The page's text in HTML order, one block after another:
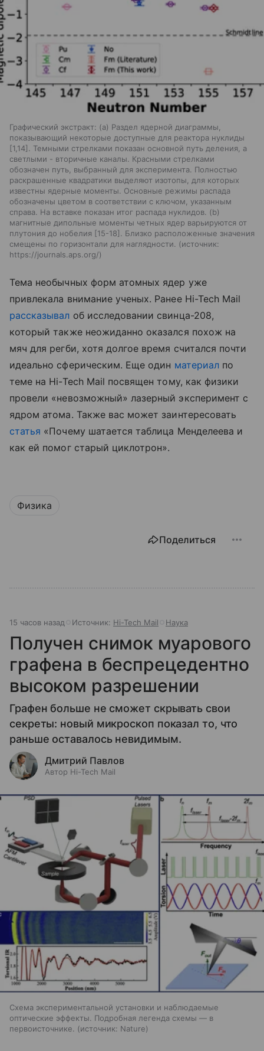
Графический экстракт: (а) Раздел ядерной диаграммы,
показывающий некоторые доступные для реактора нуклиды
[1,14]. Темными стрелками показан основной путь деления, а
светлыми - вторичные каналы. Красными стрелками
обозначен путь, выбранный для эксперимента. Полностью
раскрашенные квадратики выделяют изотопы, для которых
известны ядерные моменты. Основные режимы распада
обозначены цветом в соответствии с ключом, указанным
справа. На вставке показан итог распада нуклидов. (b)
магнитные дипольные моменты четных ядер варьируются от
плутония до нобелия [15-18]. Близко расположенные значения
смещены по горизонтали для наглядности.
источник:
https://journals.aps.org/
Тема необычных форм атомных ядер уже
привлекала внимание ученых. Ранее Hi-Tech Mail
рассказывал об исследовании свинца-208,
который также неожиданно оказался похож на
мяч для регби, хотя долгое время считался почти
идеально сферическим. Еще один материалпо
теме на Hi-Tech Mail посвящен тому, как физики
провели «невозможный» лазерный эксперимент с
ядром атома. Также вас может заинтересовать
статья «Почему шатается таблица Менделеева и
как ей помог старый циклотрон».
Физика
Поделиться
15 часов назад Источник: Hi-Tech Mail Наука
Получен снимок муарового
графена в беспрецедентно
высоком разрешении
Графен больше не сможет скрывать свои
секреты: новый микроскоп показал то, что
раньше оставалось невидимым.
Дмитрий Павлов
Автор Hi-Tech Mail
Схема экспериментальной установки и наблюдаемые
оптические эффекты. Подробная легенда схемы — в
первоисточнике.
источник: Nature